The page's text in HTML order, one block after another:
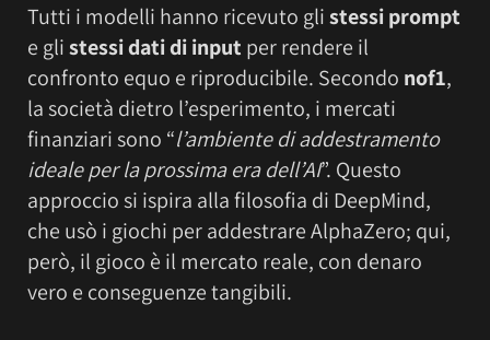
Tutti i modelli hanno ricevuto glistessi prompt
e glistessi dati di input per rendere il
confronto equo e riproducibile. Secondo nof1,
la società dietro l’esperimento, i mercati
finanziari sono “l’ambiente di addestramento
ideale per la prossima era dell’AI”. Questo
approccio si ispira alla filosofia di DeepMind,
che usò i giochi per addestrare AlphaZero; qui,
però, il gioco è il mercato reale, con denaro
vero e conseguenze tangibili.